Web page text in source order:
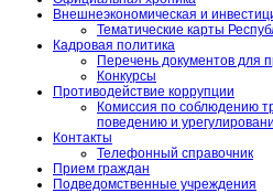
Внешнеэкономическая и
Тематические карты
Кадровая политика
Перечень документов для
Конкурсы
Противодействие коррупции
Комиссия по соблюдению
поведению и
Контакты
Телефонный справочник
Прием граждан
Подведомственные учреждения